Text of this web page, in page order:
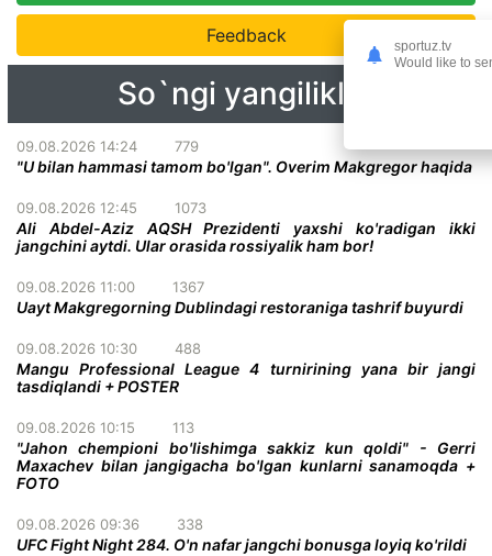
Feedback
So`ngi yangiliklar
09.08.2026 14:24 779
"U bilan hammasi tamom bo'lgan". Overim Makgregor haqida
09.08.2026 12:45 1073
Ali Abdel-Aziz AQSH Prezidenti yaxshi ko'radigan ikki
jangchini aytdi. Ular orasida rossiyalik ham bor!
09.08.2026 11:00 1367
Uayt Makgregorning Dublindagi restoraniga tashrif buyurdi
09.08.2026 10:30 488
Mangu Professional League 4 turnirining yana bir jangi
tasdiqlandi + POSTER
09.08.2026 10:15 113
"Jahon chempioni bo'lishimga sakkiz kun qoldi" - Gerri
Maxachev bilan jangigacha bo'lgan kunlarni sanamoqda +
FOTO
09.08.2026 09:36 338
UFC Fight Night 284. O'n nafar jangchi bonusga loyiq ko'rildi
sportuz.tv
Would like to